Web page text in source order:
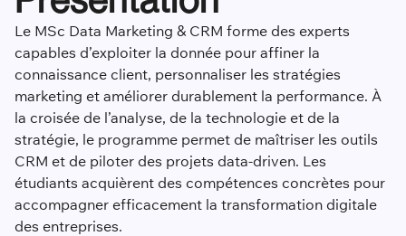
Le MSc Data Marketing & CRM forme des experts
capables d’exploiter la donnée pour affiner la
connaissance client, personnaliser les stratégies
marketing et améliorer durablement la performance. À
la croisée de l’analyse, de la technologie et de la
stratégie, le programme permet de maîtriser les outils
CRM et de piloter des projets data-driven. Les
étudiants acquièrent des compétences concrètes pour
accompagner efficacement la transformation digitale
des entreprises.